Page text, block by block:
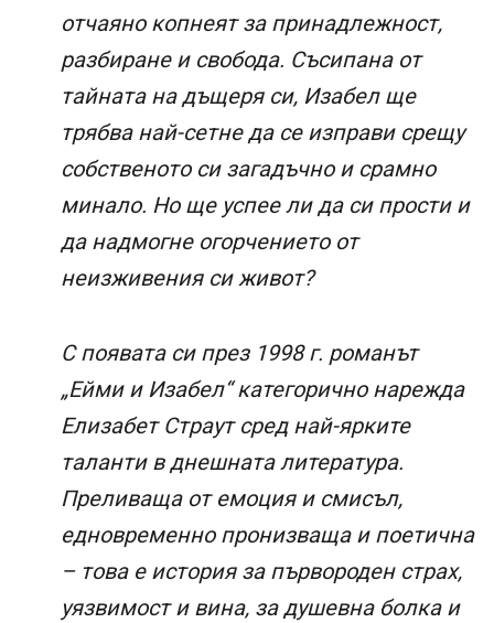
отчаяно копнеят за принадлежност,
разбиране и свобода. Съсипана от
тайната на дъщеря си, Изабел ще
трябва най-сетне да се изправи срещу
собственото си загадъчно и срамно
минало. Но ще успее ли да си прости и
да надмогне огорчението от
неизживения си живот?
С появата си през 1998 г. романът
„Ейми и Изабел“ категорично нарежда
Елизабет Страут сред най-ярките
таланти в днешната литература.
Преливаща от емоция и смисъл,
едновременно пронизваща и поетична
– това е история за първороден страх,
уязвимост и вина, за душевна болка и